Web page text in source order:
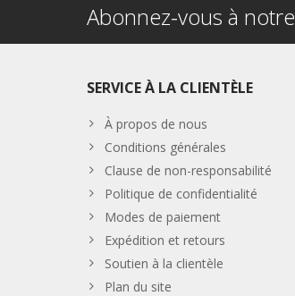
Abonnez-vous à
SERVICE À LA CLIENTÈLE
À propos de nous
Conditions générales
Clause de non-responsabilité
Politique de confidentialité
Modes de paiement
Expédition et retours
Soutien à la clientèle
Plan du site